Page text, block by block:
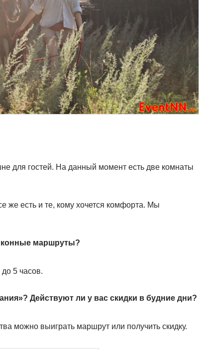
для гостей. На данный момент есть две комнаты
же есть и те, кому хочется комфорта. Мы
конные маршруты?
5 часов.
Действуют ли у вас скидки в будние дни?
можно выиграть маршрут или получить скидку.